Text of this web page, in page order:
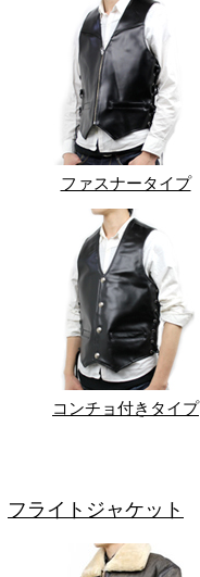
ファスナータイプ
コンチョ付きタイプ
フライトジャケット